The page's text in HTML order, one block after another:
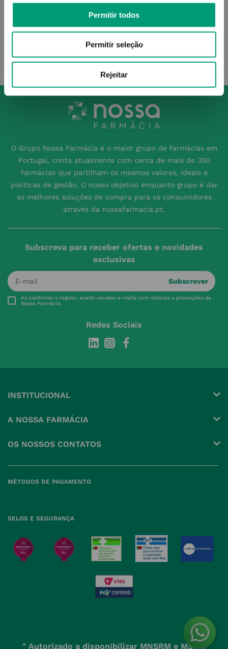
Permitir todos
Permitir seleção
Rejeitar
O Grupo Nossa Farmácia é o maior grupo de farmácias em
Portugal, conta atualmente com cerca de mais de 350
farmácias que partilham os mesmos valores, ideais e
políticas de gestão. O nosso objetivo enquanto grupo é dar
as melhores soluções de compra para os consumidores
através da nossafarmacia.pt.
Subscreva para receber ofertas e novidades
exclusivas
Subscrever
Ao confirmar o registo, aceito receber e-mails com notícias e promoções da
Nossa Farmácia
Redes Sociais
INSTITUCIONAL
A NOSSA FARMÁCIA
OS NOSSOS CONTATOS
MÉTODOS DE PAGAMENTO
SELOS E SEGURANÇA
" Autorizado a disponibilizar MNSRM e MSRM